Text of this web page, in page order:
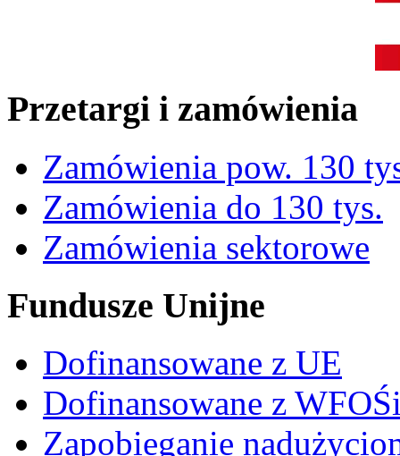
Przetargi i zamówienia
Zamówienia pow. 130
Zamówienia do 130 tys.
Zamówienia sektorowe
Fundusze Unijne
Dofinansowane z UE
Dofinansowane z
Zapobieganie